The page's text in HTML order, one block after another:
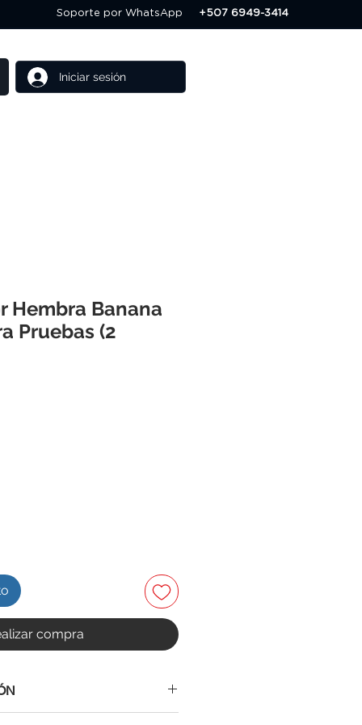
Soporte por WhatsApp +507 6949-3414
Iniciar sesión
Hembra Banana
Pruebas (2
compra